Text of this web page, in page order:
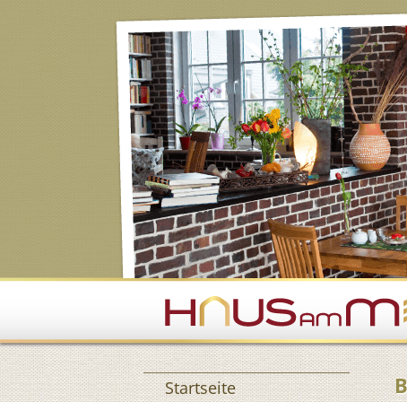
Navigation überspringen
Startseite